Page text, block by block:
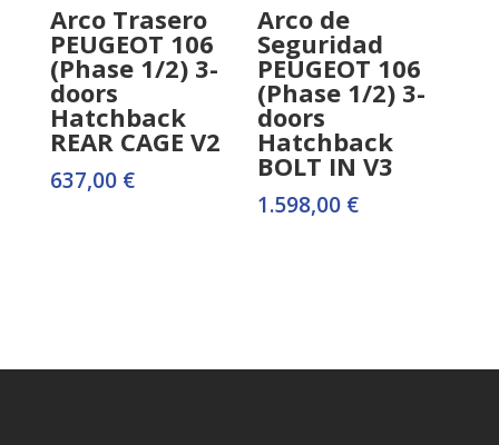
Arco Trasero
PEUGEOT 106
(Phase 1/2) 3-
doors
Hatchback
REAR CAGE V2
637,00 €
Arco de
Seguridad
PEUGEOT 106
(Phase 1/2) 3-
doors
Hatchback
BOLT IN V3
1.598,00 €